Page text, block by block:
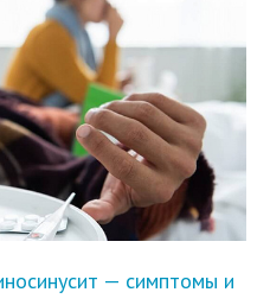
— симптомы и